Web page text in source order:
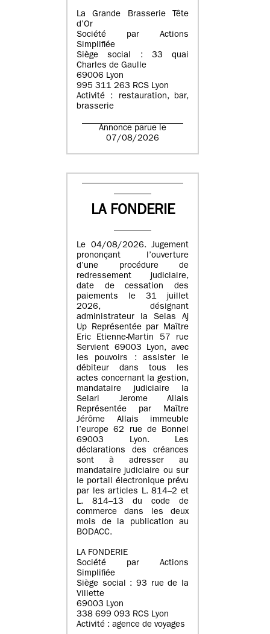
La Grande Brasserie Tête
d’Or
Société par Actions
Simplifiée
Siège social : 33 quai
Charles de Gaulle
69006 Lyon
995 311 263 RCS Lyon
Activité : restauration, bar,
brasserie
Annonce parue le
07/08/2026
LA FONDERIE
Le 04/08/2026. Jugement
prononçant l’ouverture
d’une procédure de
redressement judiciaire,
date de cessation des
paiements le 31 juillet
2026, désignant
administrateur la Selas Aj
Up Représentée par Maître
Eric Etienne-Martin 57 rue
Servient 69003 Lyon, avec
les pouvoirs : assister le
débiteur dans tous les
actes concernant la gestion,
mandataire judiciaire la
Selarl Jerome Allais
Représentée par Maître
Jérôme Allais immeuble
l’europe 62 rue de Bonnel
69003 Lyon. Les
déclarations des créances
sont à adresser au
mandataire judiciaire ou sur
le portail électronique prévu
par les articles L. 814–2 et
L. 814–13 du code de
commerce dans les deux
mois de la publication au
BODACC.
LA FONDERIE
Société par Actions
Simplifiée
Siège social : 93 rue de la
Villette
69003 Lyon
338 699 093 RCS Lyon
Activité : agence de voyages